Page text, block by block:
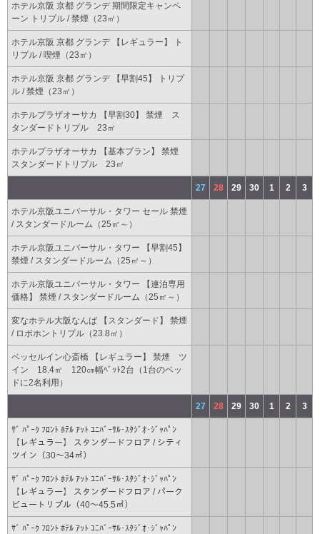
ホテル京阪 京都 グランデ 期間限定キャンペ
ーン トリプル / 禁煙（23㎡）
ホテル京阪 京都 グランデ 【レギュラー】 ト
リプル / 喫煙（23㎡）
ホテル京阪 京都 グランデ 【早割45】 トリプ
ル / 禁煙（23㎡）
ホテルプラザオーサカ 【早割30】 禁煙 ス
タンダードトリプル 23㎡
ホテルプラザオーサカ 【基本プラン】 禁煙
スタンダードトリプル 23㎡
27 28 29 30 1 2 3
ホテル京阪ユニバーサル・タワー セール 禁煙
/ スタンダードルーム（25㎡～）
ホテル京阪ユニバーサル・タワー 【早割45】
禁煙 / スタンダードルーム（25㎡～）
ホテル京阪ユニバーサル・タワー 【連泊専用
価格】 禁煙 / スタンダードルーム（25㎡～）
変なホテル大阪なんば 【スタンダード】 禁煙
/ ロボホントリプル（23.8㎡）
ベッセルイン心斎橋 【レギュラー】 禁煙 ツ
イン 18.4㎡ 120㎝幅ﾍﾞｯﾄ2台（1台のベッ
ドに2名利用）
27 28 29 30 1 2 3
ｻﾞ ﾊﾟｰｸ ﾌﾛﾝﾄ ﾎﾃﾙ ｱｯﾄ ﾕﾆﾊﾞｰｻﾙ･ｽﾀｼﾞｵ･ｼﾞｬﾊﾟﾝ
【レギュラー】 スタンダードフロア / シティ
ツイン（30～34㎡）
ｻﾞ ﾊﾟｰｸ ﾌﾛﾝﾄ ﾎﾃﾙ ｱｯﾄ ﾕﾆﾊﾞｰｻﾙ･ｽﾀｼﾞｵ･ｼﾞｬﾊﾟﾝ
【レギュラー】 スタンダードフロア / パーク
ビュートリプル（40～45.5㎡）
ｻﾞ ﾊﾟｰｸ ﾌﾛﾝﾄ ﾎﾃﾙ ｱｯﾄ ﾕﾆﾊﾞｰｻﾙ･ｽﾀｼﾞｵ･ｼﾞｬﾊﾟﾝ